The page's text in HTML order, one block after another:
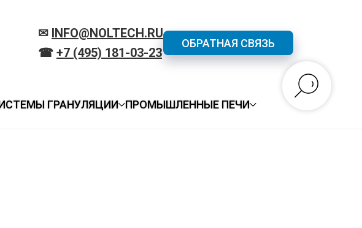
✉ INFO@NOLTECH.RU
☎ +7 (495) 181-03-23
ОБРАТНАЯ СВЯЗЬ
ГРАНУЛЯЦИИ ПРОМЫШЛЕННЫЕ ПЕЧИ